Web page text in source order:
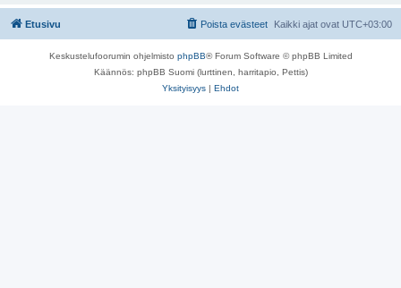
Etusivu Kaikki ajat ovat UTC+03:00
Poista evästeet
Keskustelufoorumin ohjelmisto phpBB® Forum Software © phpBB Limited
Käännös: phpBB Suomi (lurttinen, harritapio, Pettis)
Yksityisyys | Ehdot